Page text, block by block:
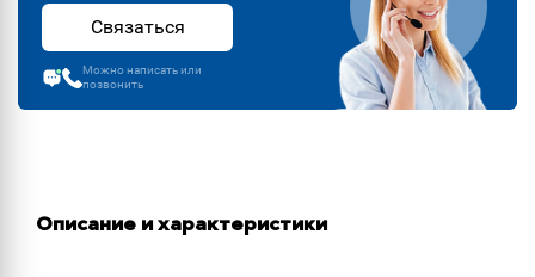
Связаться
Можно написать или
позвонить
Описание и характеристики